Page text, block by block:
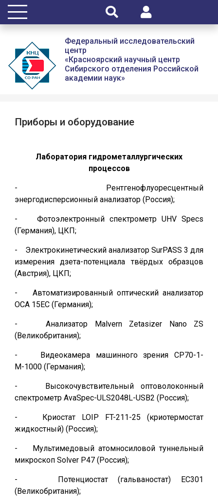
Федеральный исследовательский
центр
«Красноярский научный центр
Сибирского отделения Российской
академии наук»
Приборы и оборудование
Лаборатория гидрометаллургических
процессов
- Рентгенофлуоресцентный
энергодисперсионный анализатор (Россия);
- Фотоэлектронный спектрометр UHV Specs
(Германия), ЦКП;
- Электрокинетический анализатор SurPASS 3 для
измерения дзета-потенциала твёрдых образцов
(Австрия), ЦКП;
- Автоматизированный оптический анализатор
ОСА 15ЕС (Германия);
- Анализатор Malvern Zetasizer Nano ZS
(Великобритания);
- Видеокамера машинного зрения СР70-1-
М-1000 (Германия);
- Высокочувствительный оптоволоконный
спектрометр AvaSpec-ULS2048L-USB2 (Россия);
- Криостат LOIP FT-211-25 (криотермостат
жидкостный) (Россия);
- Мультимедовый атомносиловой туннельный
микроскоп Solver P47 (Россия);
- Потенциостат (гальваностат) ЕС301
(Великобритания);